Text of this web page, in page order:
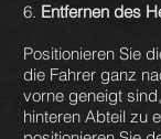
6. Entfernen des
Positionieren Sie
die Fahrer ganz
vorne geneigt
hinteren Abteil zu